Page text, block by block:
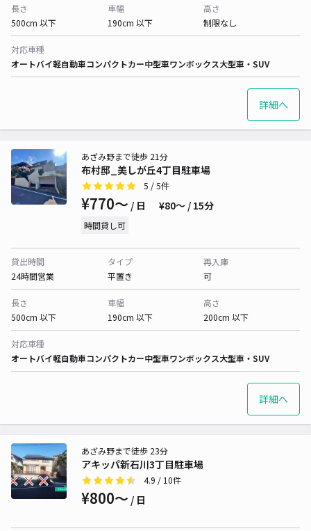
長さ
500cm 以下
車幅
190cm 以下
高さ
制限なし
対応車種
オートバイ軽自動車コンパクトカー中型車ワンボックス大型車・SUV
詳細へ
布村邸_美しが丘4丁目駐車場
あざみ野まで徒歩 21分
5 / 5件
¥770〜 / 日 ¥80〜 / 15分
時間貸し可
貸出時間
24時間営業
タイプ
平置き
再入庫
可
長さ
500cm 以下
車幅
190cm 以下
高さ
200cm 以下
対応車種
オートバイ軽自動車コンパクトカー中型車ワンボックス大型車・SUV
詳細へ
アキッパ新石川3丁目駐車場
あざみ野まで徒歩 23分
4.9 / 10件
¥800〜 / 日